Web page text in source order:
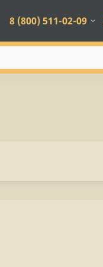
8 (800) 511-02-09